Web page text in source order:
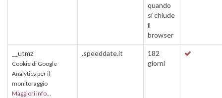
quando
si chiude
il
browser
__utmz
Cookie di Google
Analytics per il
monitoraggio
Maggiori info...
.speeddate.it
182
giorni